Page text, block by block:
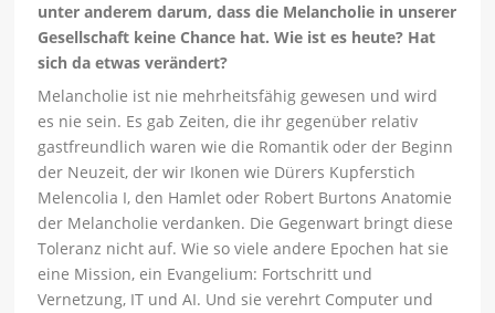
unter anderem darum, dass die Melancholie in unserer
Gesellschaft keine Chance hat. Wie ist es heute? Hat
sich da etwas verändert?
Melancholie ist nie mehrheitsfähig gewesen und wird
es nie sein. Es gab Zeiten, die ihr gegenüber relativ
gastfreundlich waren wie die Romantik oder der Beginn
der Neuzeit, der wir Ikonen wie Dürers Kupferstich
Melencolia I, den Hamlet oder Robert Burtons Anatomie
der Melancholie verdanken. Die Gegenwart bringt diese
Toleranz nicht auf. Wie so viele andere Epochen hat sie
eine Mission, ein Evangelium: Fortschritt und
Vernetzung, IT und AI. Und sie verehrt Computer und